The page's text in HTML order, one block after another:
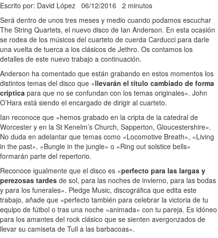
Escrito por: David López 06/12/2016 2 minutos
Será dentro de unos tres meses y medio cuando podamos escuchar
The String Quartets, el nuevo disco de Ian Anderson. En esta ocasión
se rodea de los músicos del cuarteto de cuerda Carducci para darle
una vuelta de tuerca a los clásicos de Jethro. Os contamos los
detalles de este nuevo trabajo a continuación.
Anderson ha comentado que están grabando en estos momentos los
distintos temas del disco que «llevarán el título cambiado de forma
críptica para que no se confundan con los temas originales». John
O’Hara está siendo el encargado de dirigir al cuarteto.
Ian reconoce que «hemos grabado en la cripta de la catedral de
Worcester y en la St Kenelm’s Church, Sapperton, Gloucestershire».
No duda en adelantar que temas como «Locomotive Breath», «Living
in the past», «Bungle in the jungle» o «Ring out solstice bells»
formarán parte del repertorio.
Reconoce igualmente que el disco es «perfecto para las largas y
perezosas tardes de sol, para las noches de invierno, para las bodas
y para los funerales». Pledge Music, discográfica que edita este
trabajo, añade que «perfecto también para celebrar la victoria de tu
equipo de fútbol o tras una noche «animada» con tu pareja. Es idóneo
para los amantes del rock clásico que se sienten avergonzados de
llevar su camiseta de Tull a las barbacoas».